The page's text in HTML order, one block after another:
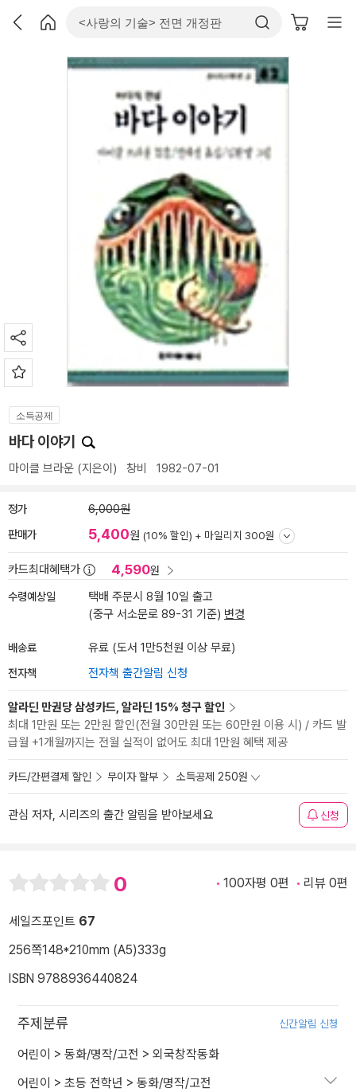
소득공제
바다 이야기
마이클 브라운 (지은이) 창비 1982-07-01
정가 6,000원
판매가 5,400원 (10% 할인) + 마일리지 300원
카드최대혜택가 4,590원
수령예상일
택배 주문시 8월 10일 출고
(중구 서소문로 89-31 기준) 변경
배송료 유료 (도서 1만5천원 이상 무료)
전자책 전자책 출간알림 신청
알라딘 만권당 삼성카드, 알라딘 15% 청구 할인
최대 1만원 또는 2만원 할인(전월 30만원 또는 60만원 이용 시) / 카드 발
급월 +1개월까지는 전월 실적이 없어도 최대 1만원 혜택 제공
카드/간편결제 할인 무이자 할부 소득공제 250원
관심 저자, 시리즈의 출간 알림을 받아보세요 신청
0 100자평 0편 리뷰 0편
세일즈포인트 67
256쪽148*210mm (A5)333g
ISBN 9788936440824
주제분류 신간알림 신청
어린이 > 동화/명작/고전 > 외국창작동화
어린이 > 초등 전학년 > 동화/명작/고전